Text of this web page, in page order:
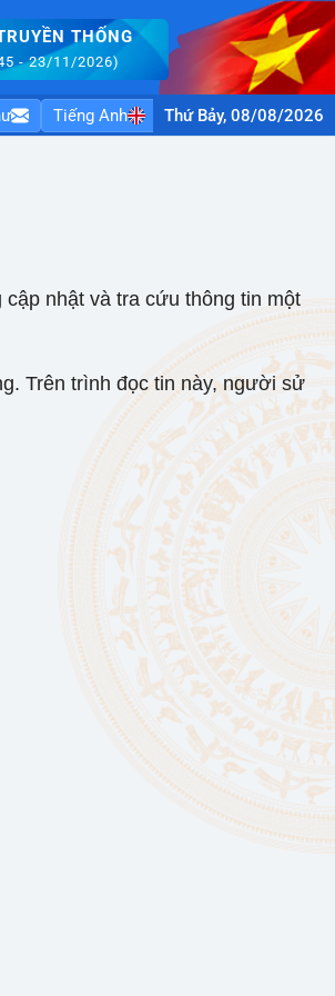
THỐNG
- 23/11/2026)
Tiếng Anh Thứ Bảy, 08/08/2026
nhật và tra cứu thông tin một
Trên trình đọc tin này, người sử